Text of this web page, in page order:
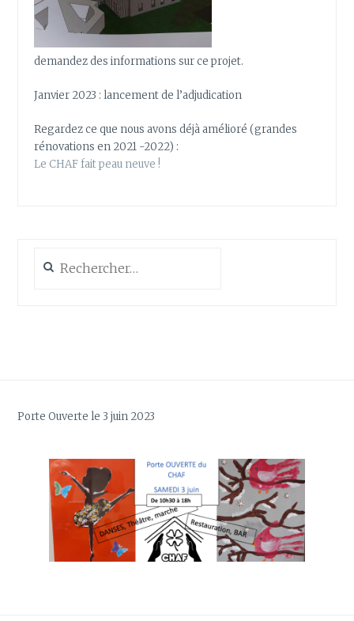
demandez des informations sur ce projet.
Janvier 2023 : lancement de l’adjudication
Regardez ce que nous avons déjà amélioré (grandes
rénovations en 2021 -2022) :
Le CHAF fait peau neuve !
Porte Ouverte le 3 juin 2023